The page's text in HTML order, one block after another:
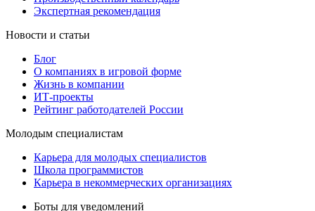
Экспертная рекомендация
Новости и статьи
Блог
О компаниях в игровой форме
Жизнь в компании
ИТ-проекты
Рейтинг работодателей России
Молодым специалистам
Карьера для молодых специалистов
Школа программистов
Карьера в некоммерческих организациях
Боты для уведомлений